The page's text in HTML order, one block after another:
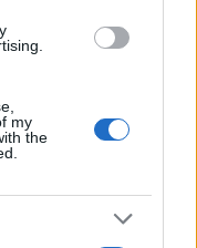
my
the
inmobiliario y sus